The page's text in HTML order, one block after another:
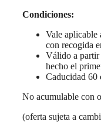
Condiciones:
Vale aplicable
con recogida
Válido a partir
hecho el
Caducidad 60
No acumulable con
(oferta sujeta a